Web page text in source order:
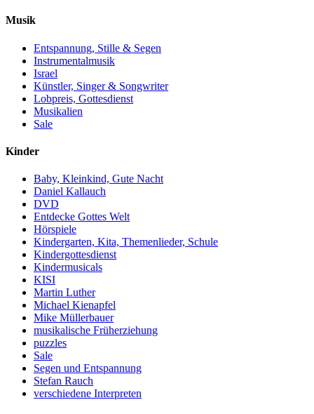
Musik
Entspannung, Stille & Segen
Instrumentalmusik
Israel
Künstler, Singer & Songwriter
Lobpreis, Gottesdienst
Musikalien
Sale
Kinder
Baby, Kleinkind, Gute Nacht
Daniel Kallauch
DVD
Entdecke Gottes Welt
Hörspiele
Kindergarten, Kita, Themenlieder, Schule
Kindergottesdienst
Kindermusicals
KISI
Martin Luther
Michael Kienapfel
Mike Müllerbauer
musikalische Früherziehung
puzzles
Sale
Segen und Entspannung
Stefan Rauch
verschiedene Interpreten